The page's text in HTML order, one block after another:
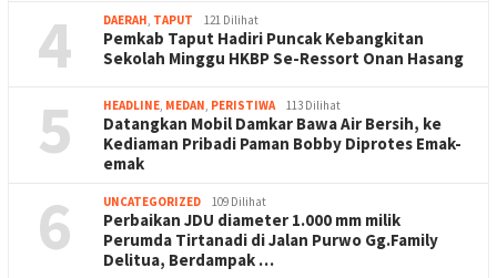
4 DAERAH, TAPUT 121 Dilihat
Pemkab Taput Hadiri Puncak Kebangkitan
Sekolah Minggu HKBP Se-Ressort Onan Hasang
5 HEADLINE, MEDAN, PERISTIWA 113 Dilihat
Datangkan Mobil Damkar Bawa Air Bersih, ke
Kediaman Pribadi Paman Bobby Diprotes Emak-
emak
6 UNCATEGORIZED 109 Dilihat
Perbaikan JDU diameter 1.000 mm milik
Perumda Tirtanadi di Jalan Purwo Gg.Family
Delitua, Berdampak …